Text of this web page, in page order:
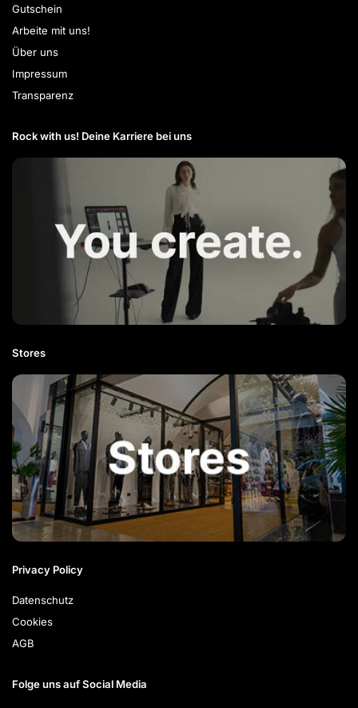
Gutschein
Arbeite mit uns!
Über uns
Impressum
Transparenz
Rock with us! Deine Karriere bei uns​
Stores
Privacy Policy
Datenschutz
Cookies
AGB
Folge uns auf Social Media